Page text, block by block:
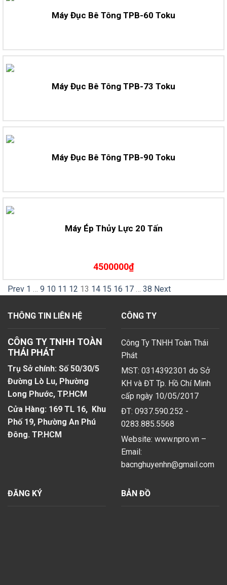
Máy Đục Bê Tông TPB-60 Toku
Máy Đục Bê Tông TPB-73 Toku
Máy Đục Bê Tông TPB-90 Toku
Máy Ép Thủy Lực 20 Tấn
4500000₫
Prev 1 … 9 10 11 12 13 14 15 16 17 … 38 Next
THÔNG TIN LIÊN HỆ
CÔNG TY TNHH TOÀN
THÁI PHÁT
Trụ Sở chính: Số 50/30/5
Đường Lò Lu, Phường
Long Phước, TP.HCM
Cửa Hàng: 169 TL 16, Khu
Phố 19, Phường An Phú
Đông. TP.HCM
CÔNG TY
Công Ty TNHH Toàn Thái
Phát
MST: 0314392301 do Sở
KH và ĐT Tp. Hồ Chí Minh
cấp ngày 10/05/2017
ĐT: 0937.590.252 -
0283.885.5568
Website: www.npro.vn –
Email:
bacnghuyenhn@gmail.com
ĐĂNG KÝ BẢN ĐỒ